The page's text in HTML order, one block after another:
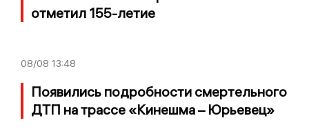
отметил 155-летие
08/08 13:48
Появились подробности смертельного
ДТП на трассе «Кинешма – Юрьевец»